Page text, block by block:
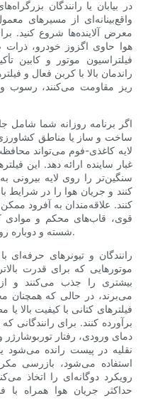
در بیابان یا رانندگان
واقع‌بینانه‌ای از مسیرهای
معرض آلاینده‌ها شروع کنید.
هوا حاوی اگزوز خودرو،
فیلتراسیون موتور و کابین
راندمان بالا با کربن فعال و
ریز مقاومت می‌کنند، رسوب
اگر برنامه روزانه شما شامل
ساخت و ساز یا مناطق
لایه کاغذی-فوم می‌تواند
غبار ساینده ارائه دهد. این
سنگین‌تر را روی لایه بیرونی
کنند و جریان هوا را در
کنند. علاقه‌مندان به آفرود
قوی، قاب‌های محکم و موادی
شسته و دوباره روغن‌کاری شوند را در اولویت قرار دهند.
رانندگان و تیونرهای حرفه‌ای
موتورهایی که برای قدرت
بیشتری را جذب می‌کنند و از
می‌برند، در حالی که همچنان
فیلترهای کتانی با کیفیت بالا
برآورده کنند. برای رانندگانی
دمای ورودی، رفتار
نقلیه در پیست رانده می‌شود
استفاده می‌شود، بازرسی
رویکرد دوگانه‌ای را اتخاذ
حداکثر جریان هوا همراه